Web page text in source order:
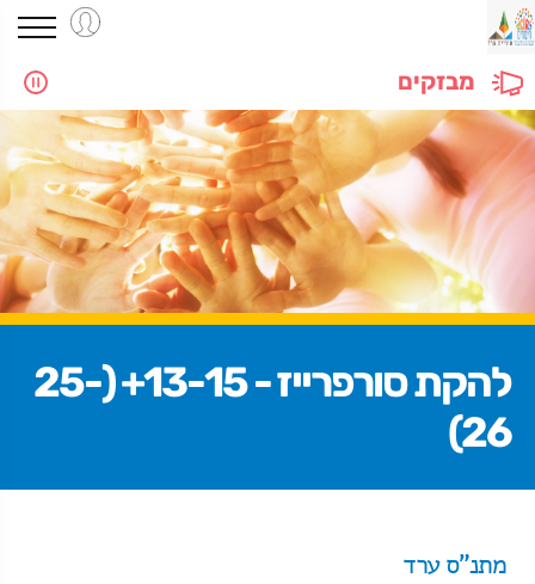
מבזקים
להקת סורפרייז - 13-15+ (25-
26)
מתנ"ס ערד